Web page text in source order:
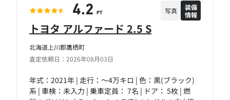
北海道上川郡鷹栖町
査定依頼日：2026年08月03日
トヨタ アルファード 2.5 S
年式：2021年 | 走行：～4万キロ | 色：黒(ブラック)
系 | 車検：未入力 | 乗車定員： 7名 | ドア： 5枚 | 燃
4.2 PT 写真
装備
情報